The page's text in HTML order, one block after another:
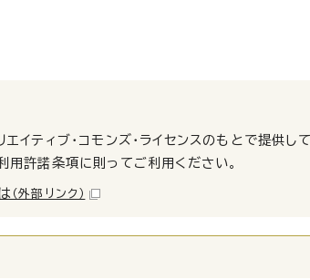
イティブ・コモンズ・ライセンスのもとで提供
用許諾条項に則ってご利用ください。
（外部リンク）